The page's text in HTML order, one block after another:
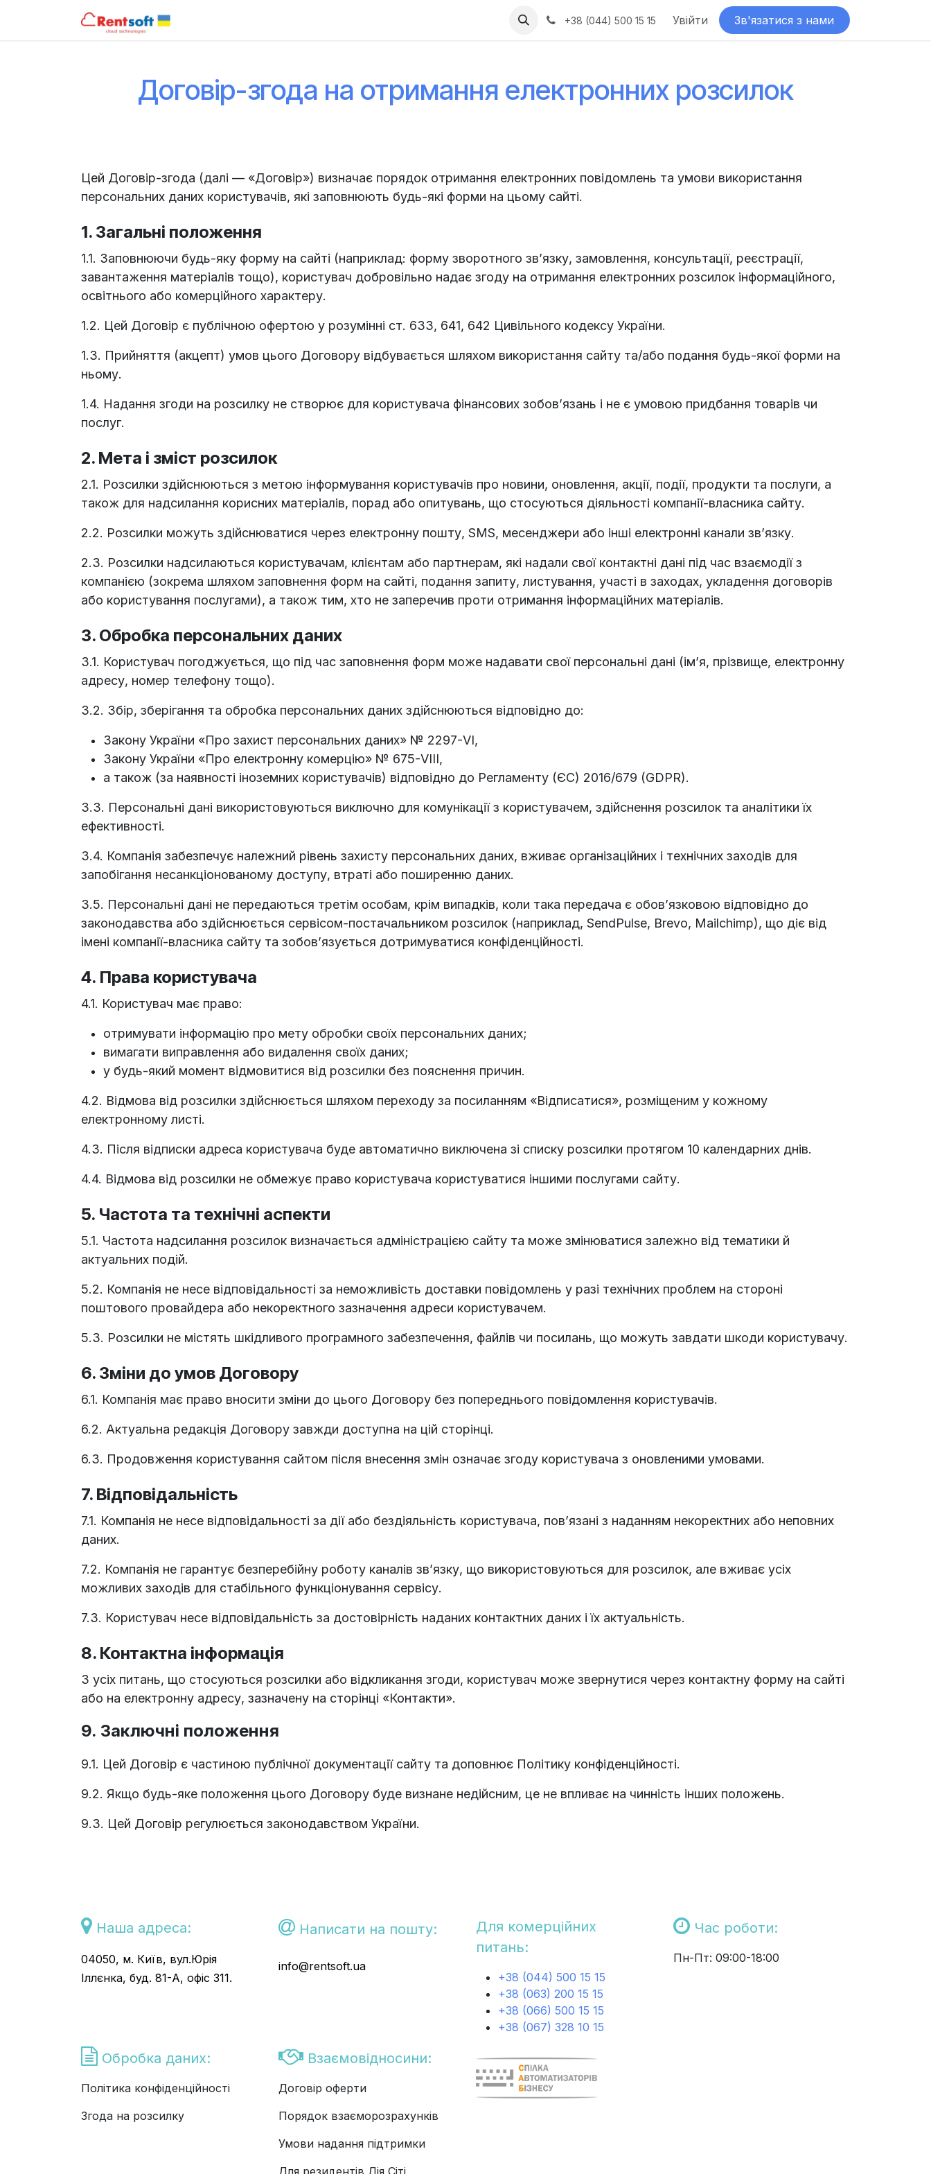
Технічна підтримка Прайс ІТС Про нас Довідка Контакти Акції Демо
+38 (044) 500 15 15 Увійти Зв'язатися з нами
Договір-згода на отримання електронних розсилок
Цей Договір-згода (далі — «Договір») визначає порядок отримання електронних повідомлень та умови використання
персональних даних користувачів, які заповнюють будь-які форми на цьому сайті.
1. Загальні положення
1.1. Заповнюючи будь-яку форму на сайті (наприклад: форму зворотного зв’язку, замовлення, консультації, реєстрації,
завантаження матеріалів тощо), користувач добровільно надає згоду на отримання електронних розсилок інформаційного,
освітнього або комерційного характеру.
1.2. Цей Договір є публічною офертою у розумінні ст. 633, 641, 642 Цивільного кодексу України.
1.3. Прийняття (акцепт) умов цього Договору відбувається шляхом використання сайту та/або подання будь-якої форми на
ньому.
1.4. Надання згоди на розсилку не створює для користувача фінансових зобов’язань і не є умовою придбання товарів чи
послуг.
2. Мета і зміст розсилок
2.1. Розсилки здійснюються з метою інформування користувачів про новини, оновлення, акції, події, продукти та послуги, а
також для надсилання корисних матеріалів, порад або опитувань, що стосуються діяльності компанії-власника сайту.
2.2. Розсилки можуть здійснюватися через електронну пошту, SMS, месенджери або інші електронні канали зв’язку.
2.3. Розсилки надсилаються користувачам, клієнтам або партнерам, які надали свої контактні дані під час взаємодії з
компанією (зокрема шляхом заповнення форм на сайті, подання запиту, листування, участі в заходах, укладення договорів
або користування послугами), а також тим, хто не заперечив проти отримання інформаційних матеріалів.
3. Обробка персональних даних
3.1. Користувач погоджується, що під час заповнення форм може надавати свої персональні дані (ім’я, прізвище, електронну
адресу, номер телефону тощо).
3.2. Збір, зберігання та обробка персональних даних здійснюються відповідно до:
Закону України «Про захист персональних даних» № 2297-VI,
Закону України «Про електронну комерцію» № 675-VIII,
а також (за наявності іноземних користувачів) відповідно до Регламенту (ЄС) 2016/679 (GDPR).
3.3. Персональні дані використовуються виключно для комунікації з користувачем, здійснення розсилок та аналітики їх
ефективності.
3.4. Компанія забезпечує належний рівень захисту персональних даних, вживає організаційних і технічних заходів для
запобігання несанкціонованому доступу, втраті або поширенню даних.
3.5. Персональні дані не передаються третім особам, крім випадків, коли така передача є обов’язковою відповідно до
законодавства або здійснюється сервісом-постачальником розсилок (наприклад, SendPulse, Brevo, Mailchimp), що діє від
імені компанії-власника сайту та зобов’язується дотримуватися конфіденційності.
4. Права користувача
4.1. Користувач має право:
отримувати інформацію про мету обробки своїх персональних даних;
вимагати виправлення або видалення своїх даних;
у будь-який момент відмовитися від розсилки без пояснення причин.
4.2. Відмова від розсилки здійснюється шляхом переходу за посиланням «Відписатися», розміщеним у кожному
електронному листі.
4.3. Після відписки адреса користувача буде автоматично виключена зі списку розсилки протягом 10 календарних днів.
4.4. Відмова від розсилки не обмежує право користувача користуватися іншими послугами сайту.
5. Частота та технічні аспекти
5.1. Частота надсилання розсилок визначається адміністрацією сайту та може змінюватися залежно від тематики й
актуальних подій.
5.2. Компанія не несе відповідальності за неможливість доставки повідомлень у разі технічних проблем на стороні
поштового провайдера або некоректного зазначення адреси користувачем.
5.3. Розсилки не містять шкідливого програмного забезпечення, файлів чи посилань, що можуть завдати шкоди користувачу.
6. Зміни до умов Договору
6.1. Компанія має право вносити зміни до цього Договору без попереднього повідомлення користувачів.
6.2. Актуальна редакція Договору завжди доступна на цій сторінці.
6.3. Продовження користування сайтом після внесення змін означає згоду користувача з оновленими умовами.
7. Відповідальність
7.1. Компанія не несе відповідальності за дії або бездіяльність користувача, пов’язані з наданням некоректних або неповних
даних.
7.2. Компанія не гарантує безперебійну роботу каналів зв’язку, що використовуються для розсилок, але вживає усіх
можливих заходів для стабільного функціонування сервісу.
7.3. Користувач несе відповідальність за достовірність наданих контактних даних і їх актуальність.
8. Контактна інформація
З усіх питань, що стосуються розсилки або відкликання згоди, користувач може звернутися через контактну форму на сайті
або на електронну адресу, зазначену на сторінці «Контакти».
9. Заключні положення
9.1. Цей Договір є частиною публічної документації сайту та доповнює Політику конфіденційності.
9.2. Якщо будь-яке положення цього Договору буде визнане недійсним, це не впливає на чинність інших положень.
9.3. Цей Договір регулюється законодавством України.
Наша адреса:
04050, м. Київ, вул.Юрія
Іллєнка, буд. 81-А, офіс 311.
Написати на пошту:
info@rents​oft.ua
Для комерційних
питань:
+38 (044) 500 15 15
+38 (063) 200 15 15
+38 (066) 500 15 15
+38 (067) 328 10 15
Час роботи:
Пн-Пт: 09:00-18:00
Обробка даних:
Політика конфіденційності
Згода на розсилку
Взаємовідносини:
Договір оферти
Порядок взаєморозрахунків
Умови надання підтримки
Для резидентів Дія Сіті